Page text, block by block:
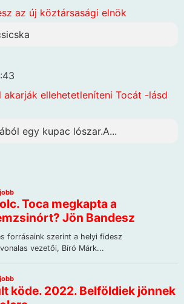
az új köztársasági elnök
akarják ellehetetleníteni Tocát -lásd
egy kupac lószar.A...